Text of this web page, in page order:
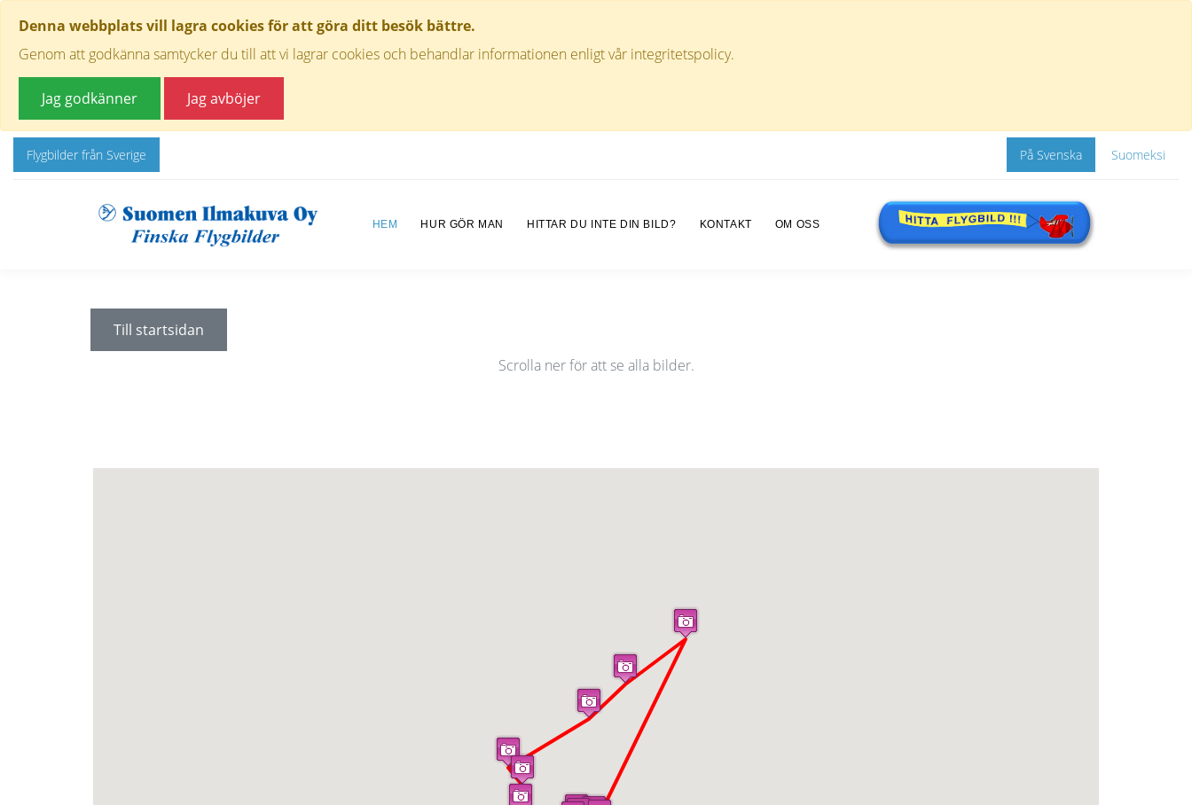
Denna webbplats vill lagra cookies för att göra ditt besök bättre.
Genom att godkänna samtycker du till att vi lagrar cookies och behandlar informationen enligt vår integritetspolicy.
Jag godkänner Jag avböjer
Flygbilder från Sverige På Svenska Suomeksi
HEM HUR GÖR MAN HITTAR DU INTE DIN BILD? KONTAKT OM OSS
Till startsidan
Scrolla ner för att se alla bilder.